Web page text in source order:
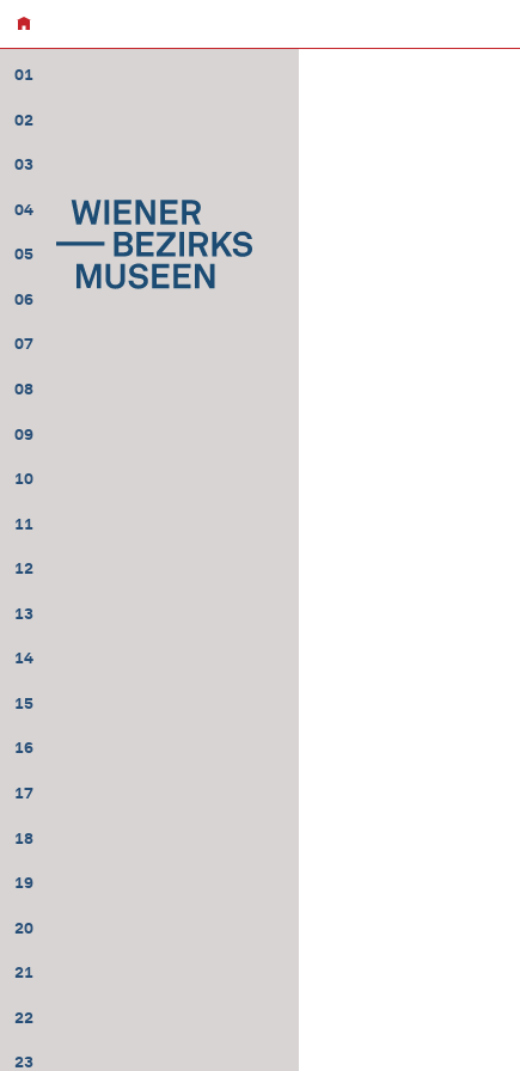
01
02
03
04
05
06
07
08
09
10
11
12
13
14
15
16
17
18
19
20
21
22
23